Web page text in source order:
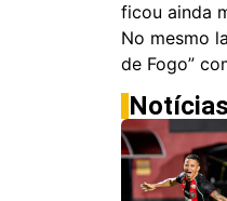
ficou ainda
No mesmo
de Fogo”